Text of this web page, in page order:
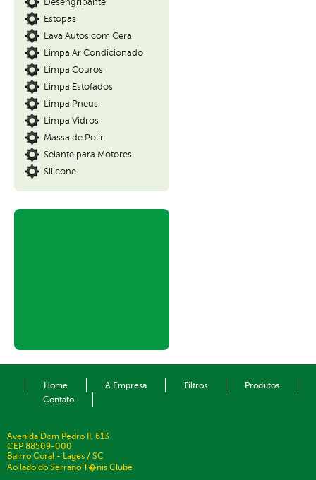
Desengripante
Estopas
Lava Autos com Cera
Limpa Ar Condicionado
Limpa Couros
Limpa Estofados
Limpa Pneus
Limpa Vidros
Massa de Polir
Selante para Motores
Silicone
Home A Empresa Filtros
Produtos
Contato
Avenida Dom Pedro II, 613
CEP 88509-000
Bairro Coral - Lages / SC
Ao lado do Serrano T�nis Clube